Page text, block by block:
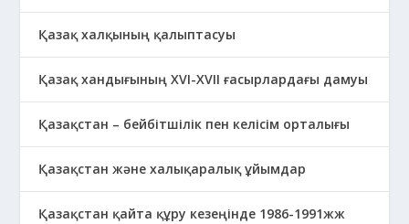
Қазақ халқының қалыптасуы
Қазақ хандығының XVI-XVII ғасырлардағы дамуы
Қазақстан – бейбітшілік пен келісім орталығы
Қазақстан және халықаралық ұйымдар
Қазақстан қайта құру кезеңінде 1986-1991жж